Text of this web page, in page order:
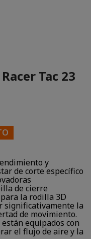
Tac 23
y
de corte específico
de cierre
la rodilla 3D
significativamente la
de movimiento.
equipados con
el flujo de aire y la